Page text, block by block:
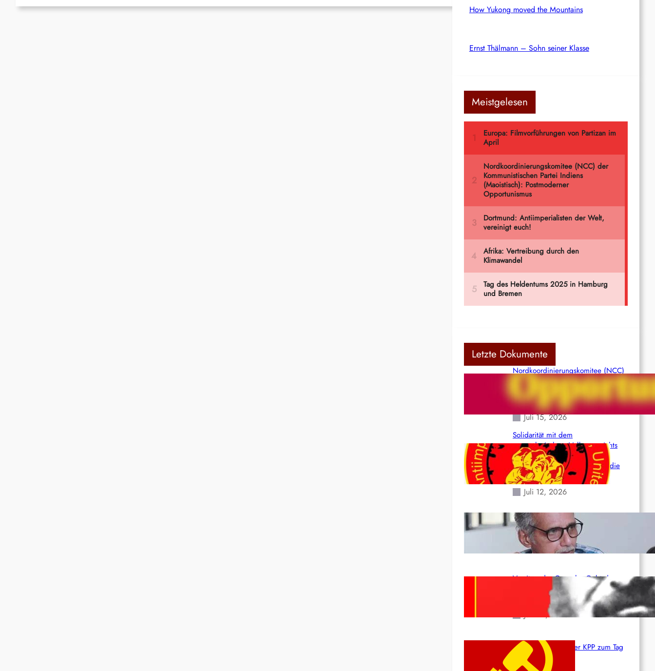
How Yukong moved the Mountains
Ernst Thälmann – Sohn seiner Klasse
Meistgelesen
Letzte Dokumente
Nordkoordinierungskomitee (NCC)
der Kommunistischen Partei Indiens
(Maoistisch): Postmoderner
Opportunismus
Juli 15, 2026
Solidarität mit dem
venezolanischem Volk angesichts
der verlorenen Leben und der
katastrophalen Situation durch die
Erdbeben des 24. Juni!
Juli 12, 2026
Indien: „Die Politik der
Kapitulation“ von K. Murali (Ajith)
Juli 1, 2026
Vorsitzender Gonzalo: Gebt das
Leben für die Partei und die
Juni 19, 2026
Beschluss des ZK der KPP zum Tag
des Heldentums